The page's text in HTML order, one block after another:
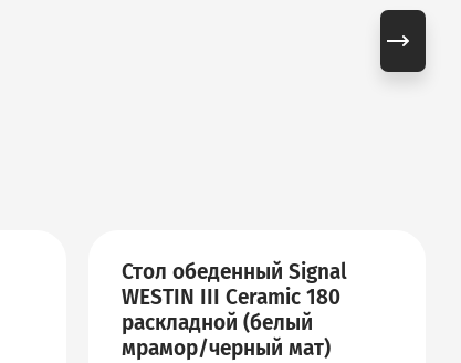
Стол обеденный Signal
WESTIN III Ceramic 180
раскладной (белый
мрамор/черный мат)